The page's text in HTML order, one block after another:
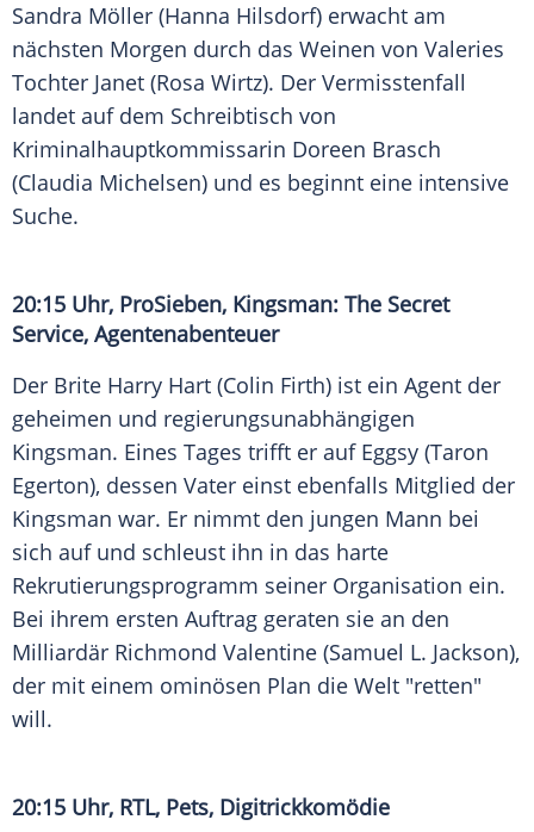
Sandra Möller (Hanna Hilsdorf) erwacht am
nächsten Morgen durch das Weinen von Valeries
Tochter Janet (Rosa Wirtz). Der Vermisstenfall
landet auf dem Schreibtisch von
Kriminalhauptkommissarin Doreen Brasch
(Claudia Michelsen) und es beginnt eine intensive
Suche.
20:15 Uhr, ProSieben, Kingsman: The Secret
Service, Agentenabenteuer
Der Brite Harry Hart (Colin Firth) ist ein Agent der
geheimen und regierungsunabhängigen
Kingsman. Eines Tages trifft er auf Eggsy (Taron
Egerton), dessen Vater einst ebenfalls Mitglied der
Kingsman war. Er nimmt den jungen Mann bei
sich auf und schleust ihn in das harte
Rekrutierungsprogramm seiner Organisation ein.
Bei ihrem ersten Auftrag geraten sie an den
Milliardär Richmond Valentine (Samuel L. Jackson),
der mit einem ominösen Plan die Welt "retten"
will.
20:15 Uhr, RTL, Pets, Digitrickkomödie